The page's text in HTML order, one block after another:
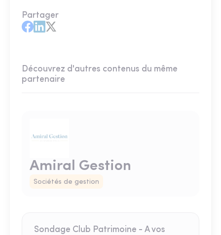
Partager
Découvrez d'autres contenus du même
partenaire
Amiral Gestion
Sociétés de gestion
Sondage Club Patrimoine - A vos